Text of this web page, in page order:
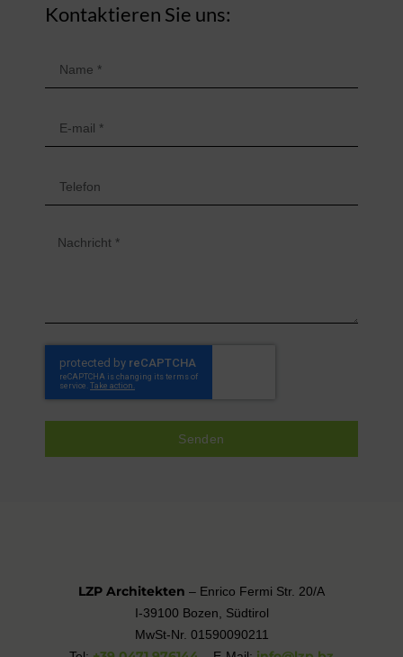
Kontaktieren Sie uns:
Senden
LZP Architekten – Enrico Fermi Str. 20/A
I-39100 Bozen, Südtirol
MwSt-Nr. 01590090211